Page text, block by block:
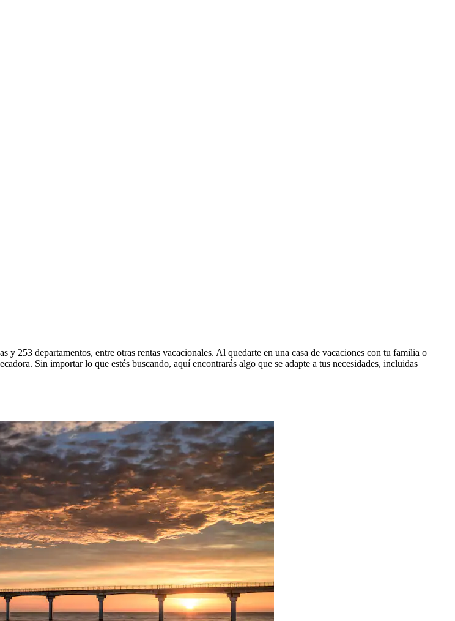
253 departamentos, entre otras rentas vacacionales. Al quedarte en una casa de vacaciones con tu familia o
Sin importar lo que estés buscando, aquí encontrarás algo que se adapte a tus necesidades, incluidas